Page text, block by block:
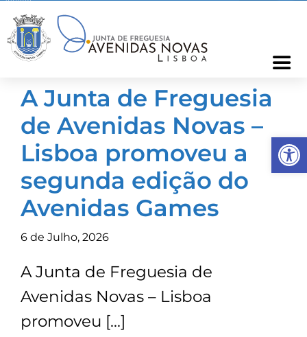
content
Freguesia
Cartão Freguês
Informações
Notícias
Ocorrências
Contactos
A Junta de Freguesia
de Avenidas Novas –
Lisboa promoveu a
segunda edição do
Avenidas Games
6 de Julho, 2026
A Junta de Freguesia de
Avenidas Novas – Lisboa
promoveu […]